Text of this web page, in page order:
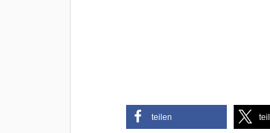
teilen